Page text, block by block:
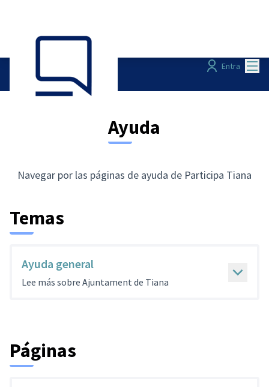
Entra
Ayuda
Navegar por las páginas de ayuda de Participa Tiana
Temas
Ayuda general
Lee más sobre Ajuntament de Tiana
Páginas